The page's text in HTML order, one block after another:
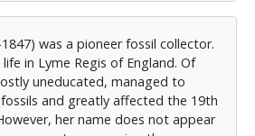
Σκοπός είναι να διαπιστωθεί
Anning αναγνωρίστηκε και σε
και ολοκληρώνοντας τον
τη γυναικεία παρουσία στον
στο πέμπτο κεφάλαιο
was a pioneer fossil collector.
in Lyme Regis of England. Of
uneducated, managed to
and greatly affected the 19th
her name does not appear